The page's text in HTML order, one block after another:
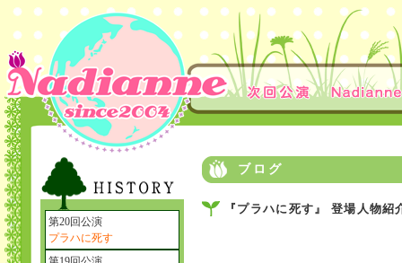
ブログ
『プラハに死す』 登場人物紹
第20回公演
プラハに死す